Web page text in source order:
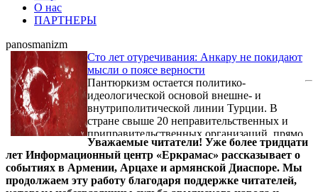
О нас
ПАРТНЕРЫ
panosmanizm
Сто лет отуречивания: Анкару не покидают
мысли о поясе верности
Пантюркизм остается политико-
идеологической основой внешне- и
внутриполитической линии Турции. В
стране свыше 20 неправительственных и
приправительственных организаций, прямо
или опосредованно проповедующих
создание пояса государств, дружественных
Анкаре и ею патронируемых. Он включает
не меньше 20 флагов.
Уважаемые читатели! Уже более тридцати
лет Информационный центр «Еркрамас» рассказывает о
событиях в Армении, Арцахе и армянской Диаспоре. Мы
продолжаем эту работу благодаря поддержке читателей,